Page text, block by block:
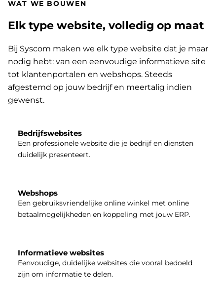
WAT WE BOUWEN
Elk type website, volledig op maat
Bij Syscom maken we elk type website dat je maar
nodig hebt: van een eenvoudige informatieve site
tot klantenportalen en webshops. Steeds
afgestemd op jouw bedrijf en meertalig indien
gewenst.
Bedrijfswebsites
Een professionele website die je bedrijf en diensten
duidelijk presenteert.
Webshops
Een gebruiksvriendelijke online winkel met online
betaalmogelijkheden en koppeling met jouw ERP.
Informatieve websites
Eenvoudige, duidelijke websites die vooral bedoeld
zijn om informatie te delen.